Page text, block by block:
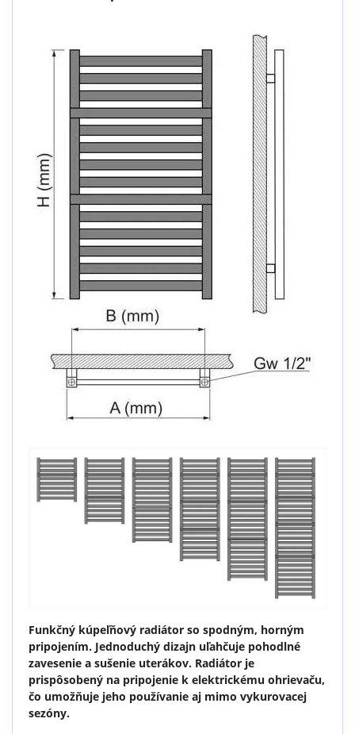
Funkčný kúpeľňový radiátor so spodným, horným
pripojením. Jednoduchý dizajn uľahčuje pohodlné
zavesenie a sušenie uterákov. Radiátor je
prispôsobený na pripojenie k elektrickému ohrievaču,
čo umožňuje jeho používanie aj mimo vykurovacej
sezóny.